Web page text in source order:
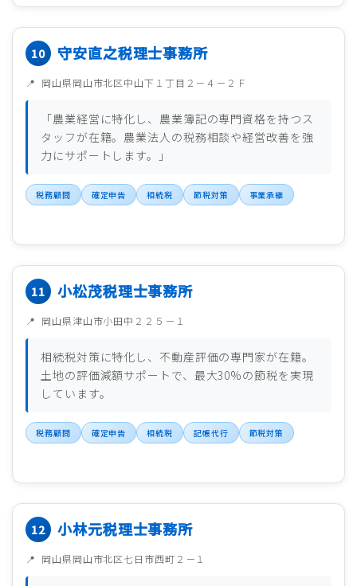
守安直之税理士事務所
岡山県岡山市北区中山下１丁目２－４－２Ｆ
「農業経営に特化し、農業簿記の専門資格を持つス
タッフが在籍。農業法人の税務相談や経営改善を強
力にサポートします。」
税務顧問 確定申告 相続税 節税対策 事業承継
小松茂税理士事務所
岡山県津山市小田中２２５－１
相続税対策に特化し、不動産評価の専門家が在籍。
土地の評価減額サポートで、最大30%の節税を実現
しています。
税務顧問 確定申告 相続税 記帳代行 節税対策
小林元税理士事務所
岡山県岡山市北区七日市西町２－１